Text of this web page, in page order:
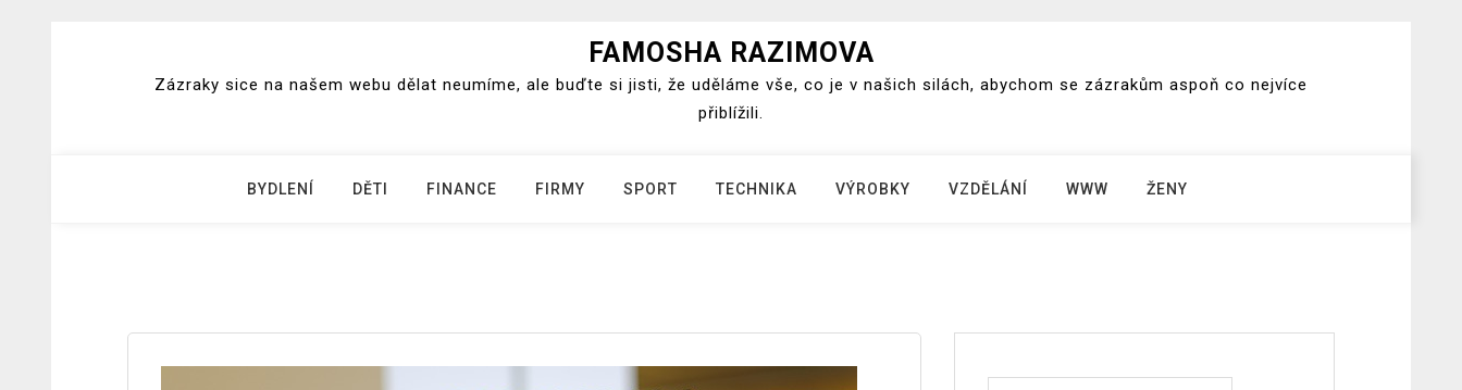
FAMOSHA RAZIMOVA
Zázraky sice na našem webu dělat neumíme, ale buďte si jisti, že uděláme vše, co je v našich silách, abychom se zázrakům aspoň co nejvíce
přiblížili.
BYDLENÍ DĚTI FINANCE FIRMY SPORT TECHNIKA VÝROBKY VZDĚLÁNÍ WWW ŽENY
Vyhledávání